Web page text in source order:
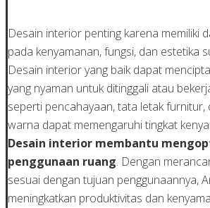
Desain interior penting karena memiliki
pada kenyamanan, fungsi, dan estetika
Desain interior yang baik dapat
yang nyaman untuk ditinggali atau
seperti pencahayaan, tata letak furnitur,
warna dapat memengaruhi tingkat
Desain interior membantu
penggunaan ruang. Dengan
sesuai dengan tujuan penggunaannya,
meningkatkan produktivitas dan